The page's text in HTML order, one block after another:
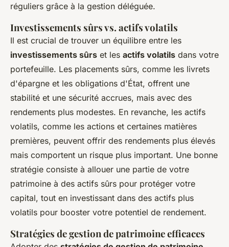
réguliers grâce à la gestion déléguée.
Investissements sûrs vs. actifs volatils
Il est crucial de trouver un équilibre entre les
investissements sûrs et les actifs volatils dans votre
portefeuille. Les placements sûrs, comme les livrets
d'épargne et les obligations d'État, offrent une
stabilité et une sécurité accrues, mais avec des
rendements plus modestes. En revanche, les actifs
volatils, comme les actions et certaines matières
premières, peuvent offrir des rendements plus élevés
mais comportent un risque plus important. Une bonne
stratégie consiste à allouer une partie de votre
patrimoine à des actifs sûrs pour protéger votre
capital, tout en investissant dans des actifs plus
volatils pour booster votre potentiel de rendement.
Stratégies de gestion de patrimoine efficaces